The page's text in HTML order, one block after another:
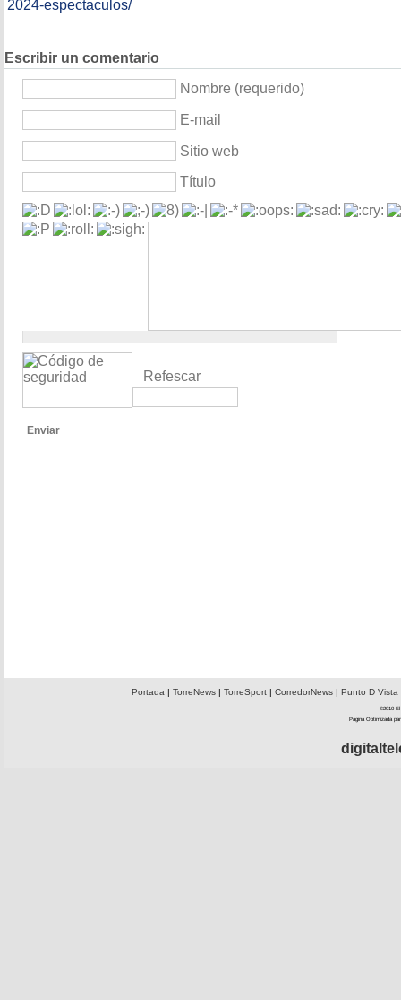
2024-espectaculos/
Escribir un comentario
Nombre (requerido)
E-mail
Sitio web
Título
Refescar
Enviar
Portada | TorreNews| TorreSport| CorredorNews| Punto D Vista
©2010 El
Página Optimizada